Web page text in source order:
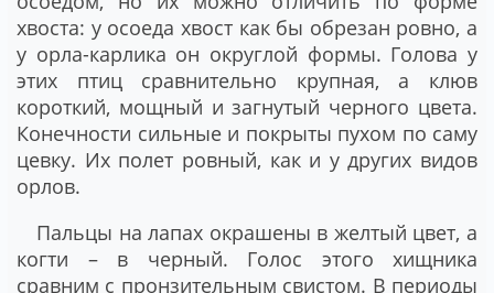
хвоста: у осоеда хвост как бы обрезан ровно, а
у орла-карлика он округлой формы. Голова у
этих птиц сравнительно крупная, а клюв
короткий, мощный и загнутый черного цвета.
Конечности сильные и покрыты пухом по саму
цевку. Их полет ровный, как и у других видов
орлов.
Пальцы на лапах окрашены в желтый цвет, а
когти – в черный. Голос этого хищника
сравним с пронзительным свистом. В периоды